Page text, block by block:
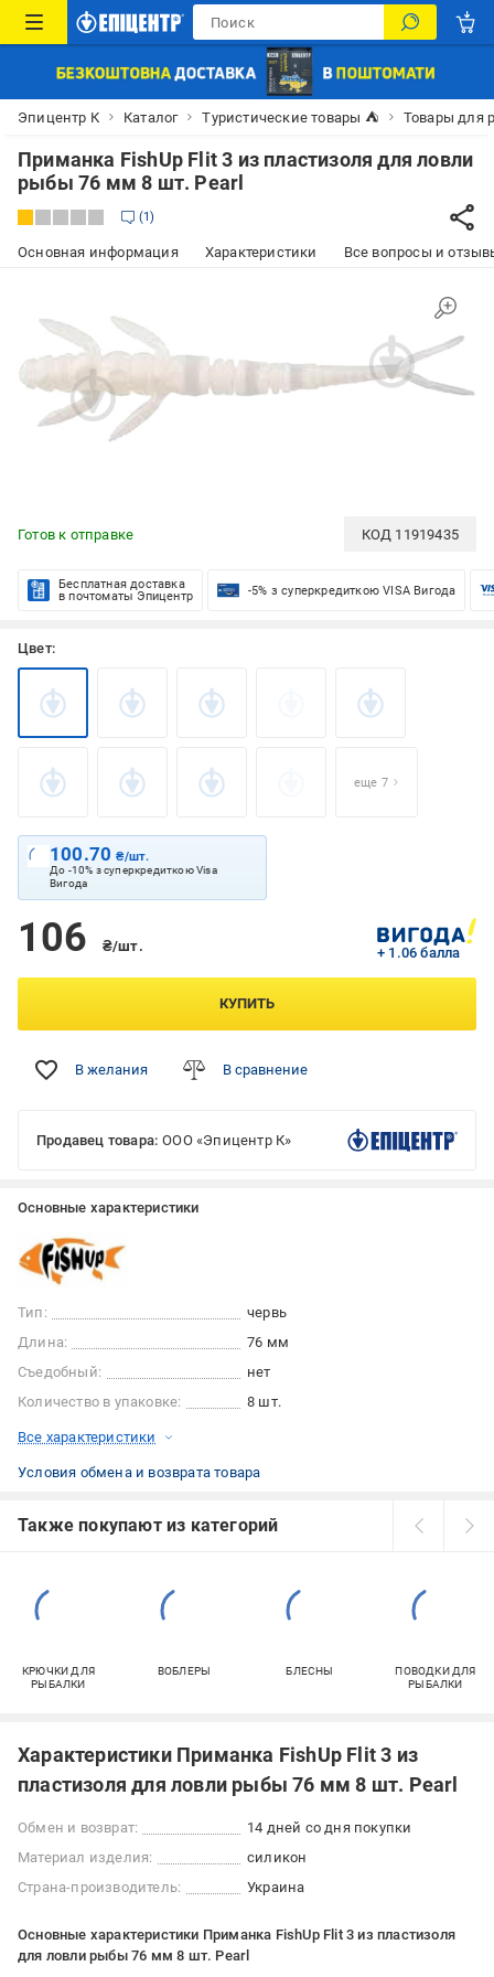
Эпицентр К Каталог Туристические товары ⛺ Товары для
Приманка FishUp Flit 3 из пластизоля для ловли
рыбы 76 мм 8 шт. Pearl
1
Основная информация Характеристики Все вопросы и
Готов к отправке КОД 11919435
Бесплатная доставка
в почтоматы Эпицентр
-5% з суперкредиткою VISA Вигода
Цвет:
еще 7
100.70₴/шт.
До -10% з суперкредиткою Visa
Вигода
106 ₴/шт. + 1.06 балла
КУПИТЬ
В желания В сравнение
Продавец товара: ООО «Эпицентр К»
Основные характеристики
Тип:
червь
Длина:
76 мм
Съедобный:
нет
Количество в упаковке:
8 шт.
Все характеристики
Условия обмена и возврата товара
Также покупают из категорий
КРЮЧКИ ДЛЯ
РЫБАЛКИ
ВОБЛЕРЫ БЛЕСНЫ
ПОВОДКИ ДЛЯ
РЫБАЛКИ
Характеристики Приманка FishUp Flit 3 из
пластизоля для ловли рыбы 76 мм 8 шт. Pearl
Обмен и возврат:
14 дней со дня покупки
Материал изделия:
силикон
Страна-производитель:
Украина
Основные характеристики Приманка FishUp Flit 3 из пластизоля
для ловли рыбы 76 мм 8 шт. Pearl